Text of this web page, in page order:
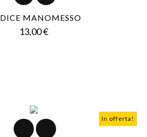
MANOMESSO
13,00 €Prezzo
In offerta!